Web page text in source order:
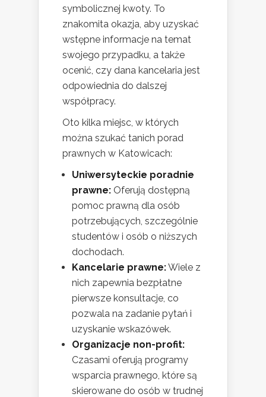
symbolicznej kwoty. To
znakomita okazja, aby uzyskać
wstępne informacje na temat
swojego przypadku, a także
ocenić, czy dana kancelaria jest
odpowiednia do dalszej
współpracy.
Oto kilka miejsc, w których
można szukać tanich porad
prawnych w Katowicach:
Uniwersyteckie poradnie
prawne: Oferują dostępną
pomoc prawną dla osób
potrzebujących, szczególnie
studentów i osób o niższych
dochodach.
Kancelarie prawne:Wiele z
nich zapewnia bezpłatne
pierwsze konsultacje, co
pozwala na zadanie pytań i
uzyskanie wskazówek.
Organizacje non-profit:
Czasami oferują programy
wsparcia prawnego, które są
skierowane do osób w trudnej